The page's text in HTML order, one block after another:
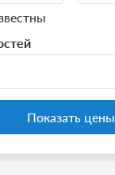
Показать цены